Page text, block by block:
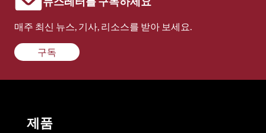
매주 최신 뉴스, 기사, 리소스를 받아 보세요.
구독
제품